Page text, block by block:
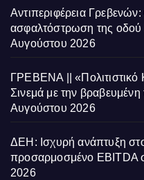
Αντιπεριφέρεια
ασφαλτόστρωση της οδού
Αυγούστου 2026
ΓΡΕΒΕΝΑ || «Πολιτιστικό
Σινεμά με την βραβευμένη
Αυγούστου 2026
ΔΕΗ: Ισχυρή ανάπτυξη
προσαρμοσμένο EBITDA
2026